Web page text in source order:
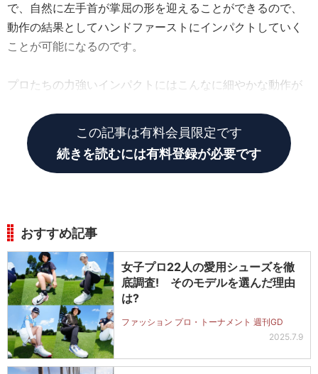
で、自然に左手首が掌屈の形を迎えることができるので、
動作の結果としてハンドファーストにインパクトしていく
ことが可能になるのです。
プロたちの力強いインパクトにはこんなに細やかな動作が
この記事は有料会員限定です
続きを読むには有料登録が必要です
おすすめ記事
女子プロ22人の愛用シューズを徹
底調査! そのモデルを選んだ理由
は?
ファッション プロ・トーナメント 週刊GD
2025.7.9